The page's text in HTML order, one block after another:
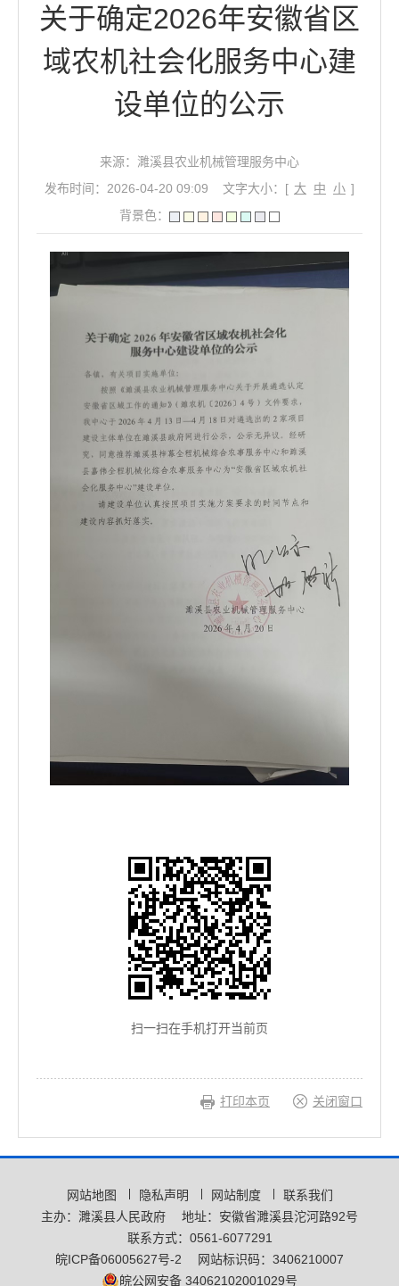
关于确定2026年安徽省区
域农机社会化服务中心建
设单位的公示
来源：濉溪县农业机械管理服务中心
发布时间：2026-04-20 09:09
文字大小：[ 大 中 小 ]
背景色：
扫一扫在手机打开当前页
打印本页 关闭窗口
网站地图 隐私声明 网站制度
联系我们
主办：濉溪县人民政府
地址：安徽省濉溪县沱河路92号
联系方式：0561-6077291
皖ICP备06005627号-2
网站标识码：3406210007
皖公网安备 34062102001029号